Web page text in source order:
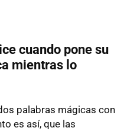
cuando pone su
mientras lo
palabras mágicas con
es así, que las